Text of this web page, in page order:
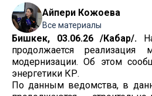
Айпери Кожоева
Все материалы
Бишкек, 03.06.26 /Кабар/.
продолжается реализация
модернизации. Об этом
энергетики КР.
По данным ведомства, в